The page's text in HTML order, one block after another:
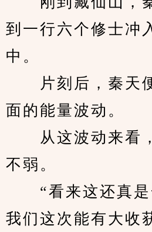
到一行六个修士冲
中。
片刻后，秦天便
面的能量波动。
从这波动来看，
不弱。
“看来这还真是
我们这次能有大收